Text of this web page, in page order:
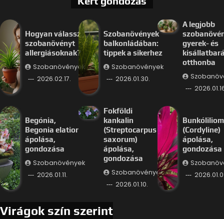
Hogyan válassz
szobanövényt
allergiásoknak?
Szobanövények
2026.02.17.
Szobanövények
balkonládában:
tippek a sikerhez
Szobanövények
2026.01.30.
A legjobb
gyerek- és
otthonba
Begónia,
Begonia elatior
ápolása,
gondozása
Szobanövények
2026.01.11.
Fokföldi
kankalin
(Streptocarpus
saxorum)
ápolása,
gondozása
Szobanövények
2026.01.10.
Bunkóliliom
(Cordyline)
ápolása,
gondozása
Virágok szín szerint